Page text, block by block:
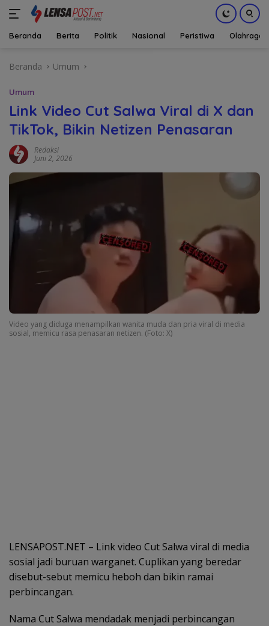
Beranda Berita Politik Nasional Peristiwa Olahraga
Beranda Umum
Umum
Link Video Cut Salwa Viral di X dan
TikTok, Bikin Netizen Penasaran
Redaksi
Juni 2, 2026
Video yang diduga menampilkan wanita muda dan pria viral di media
sosial, memicu rasa penasaran netizen. (Foto: X)
LENSAPOST.NET – Link video Cut Salwa viral di media
sosial jadi buruan warganet. Cuplikan yang beredar
disebut-sebut memicu heboh dan bikin ramai
perbincangan.
Nama Cut Salwa mendadak menjadi perbincangan